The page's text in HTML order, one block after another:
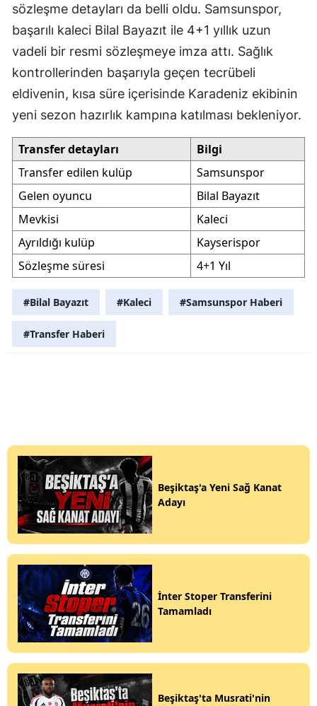
sözleşme detayları da belli oldu. Samsunspor,
başarılı kaleci Bilal Bayazıt ile 4+1 yıllık uzun
vadeli bir resmi sözleşmeye imza attı. Sağlık
kontrollerinden başarıyla geçen tecrübeli
eldivenin, kısa süre içerisinde Karadeniz ekibinin
yeni sezon hazırlık kampına katılması bekleniyor.
Transfer detayları
Bilgi
Transfer edilen kulüp
Samsunspor
Gelen oyuncu
Bilal Bayazıt
Mevkisi
Kaleci
Ayrıldığı kulüp
Kayserispor
Sözleşme süresi
4+1 Yıl
#Bilal Bayazıt #Kaleci #Samsunspor Haberi
#Transfer Haberi
Beşiktaş'a Yeni Sağ Kanat
Adayı
İnter Stoper Transferini
Tamamladı
Beşiktaş'ta Musrati'nin